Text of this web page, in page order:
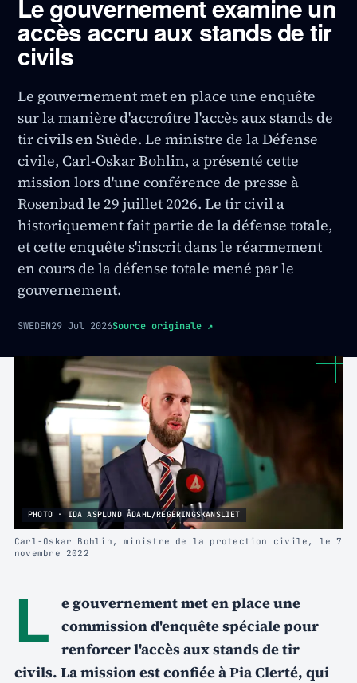
Le gouvernement examine un
accès accru aux stands de tir
civils
Le gouvernement met en place une enquête
sur la manière d'accroître l'accès aux stands de
tir civils en Suède. Le ministre de la Défense
civile, Carl-Oskar Bohlin, a présenté cette
mission lors d'une conférence de presse à
Rosenbad le 29 juillet 2026. Le tir civil a
historiquement fait partie de la défense totale,
et cette enquête s'inscrit dans le réarmement
en cours de la défense totale mené par le
gouvernement.
SWEDEN29 Jul 2026Source originale ↗
PHOTO · IDA ASPLUND ÅDAHL/REGERINGSKANSLIET
Carl-Oskar Bohlin, ministre de la protection civile, le 7
novembre 2022
L
e gouvernement met en place une
commission d'enquête spéciale pour
renforcer l'accès aux stands de tir
civils. La mission est confiée à Pia Clerté, qui